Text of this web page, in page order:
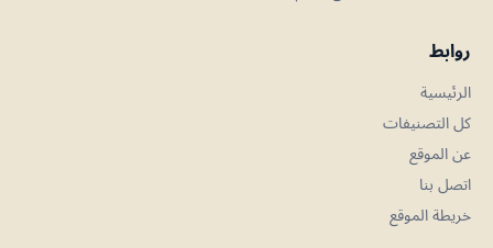
روابط
الرئيسية
كل التصنيفات
عن الموقع
اتصل بنا
خريطة الموقع